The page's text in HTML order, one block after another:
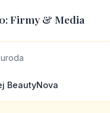
Firmy & Media
BeautyNova